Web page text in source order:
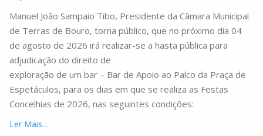
Manuel João Sampaio Tibo, Presidente da Câmara Municipal
de Terras de Bouro, torna público, que no próximo dia 04
de agosto de 2026 irá realizar-se a hasta pública para
adjudicação do direito de
exploração de um bar – Bar de Apoio ao Palco da Praça de
Espetáculos, para os dias em que se realiza as Festas
Concelhias de 2026, nas seguintes condições:
Ler Mais...